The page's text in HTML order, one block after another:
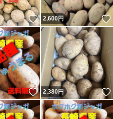
いいね！
2,600円
いいね！
2,380円